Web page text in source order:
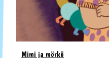
Mimi ja mörkö